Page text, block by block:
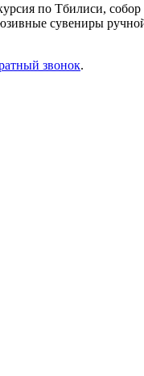
по Тбилиси,
сувениры
звонок.